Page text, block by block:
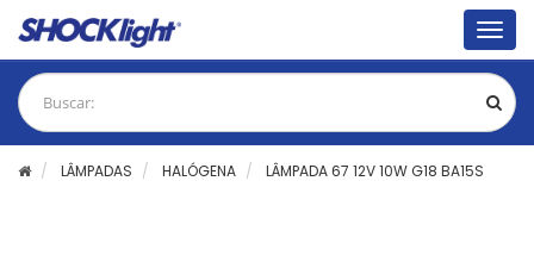
LÂMPADAS HALÓGENA LÂMPADA 67 12V 10W G18 BA15S